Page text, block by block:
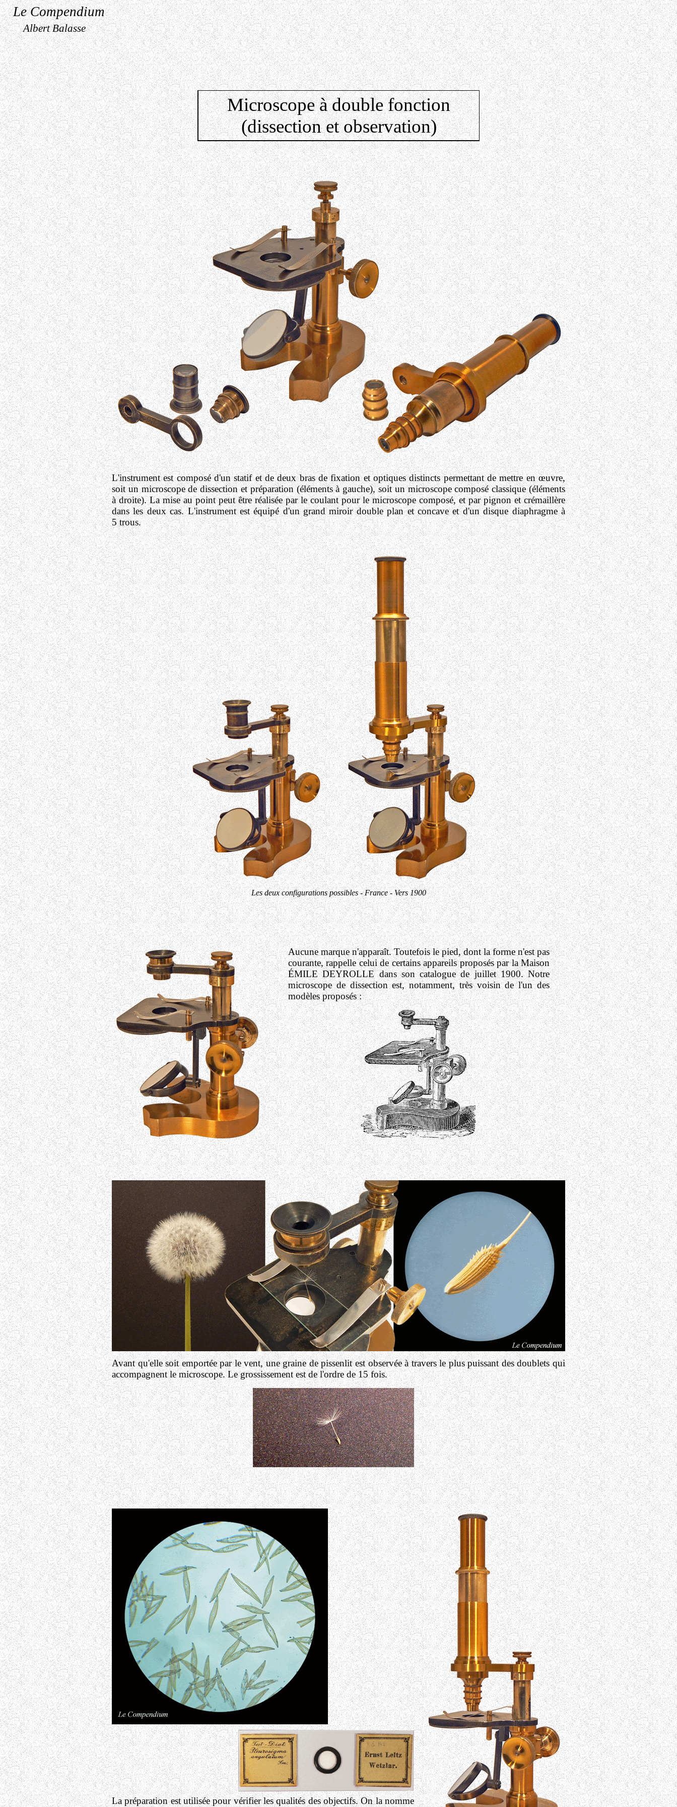
Le Compendium
Albert Balasse
Microscope à double fonction
(dissectionet observation)
L'instrument est composé d'un statif et de deux bras de fixation et optiques distincts permettant de mettre en œuvre,
soit un microscope de dissection et préparation (éléments à gauche), soit un microscope composé classique (éléments
à droite). La mise au point peut être réalisée par le coulant pour le microscope composé, et par pignon et crémaillère
dans les deux cas. L'instrument est équipé d'un grand miroir double plan et concave et d'un disque diaphragme à
5 trous.
Les deux configurations possibles - France - Vers 1900
Aucune marque n'apparaît. Toutefois le pied, dont la forme n'est pas
courante, rappelle celui de certains appareils proposés par la Maison
ÉMILE DEYROLLE dans son catalogue de juillet 1900. Notre
microscope de dissection est, notamment, très voisin de l'un des
modèles proposés :
Avant qu'elle soit emportée par le vent, une graine de pissenlit est observée à travers le plus puissant des doublets qui
accompagnent le microscope. Le grossissement est de l'ordre de 15 fois.
La préparation est utilisée pour vérifier les qualités des objectifs. On la nomme